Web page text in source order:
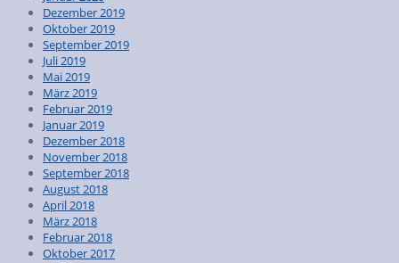
Dezember 2019
Oktober 2019
September 2019
Juli 2019
Mai 2019
März 2019
Februar 2019
Januar 2019
Dezember 2018
November 2018
September 2018
August 2018
April 2018
März 2018
Februar 2018
Oktober 2017